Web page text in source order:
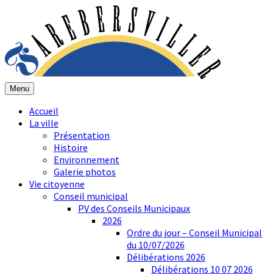
Menu
Accueil
La ville
Présentation
Histoire
Environnement
Galerie photos
Vie citoyenne
Conseil municipal
PV des Conseils Municipaux
2026
Ordre du jour – Conseil Municipal
du 10/07/2026
Délibérations 2026
Délibérations 10 07 2026